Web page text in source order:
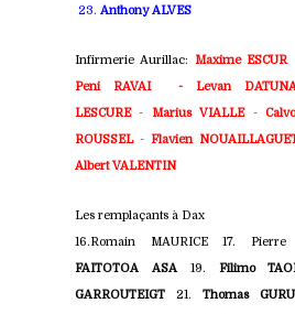
23. Anthony ALVES
Infirmerie Aurillac: Maxime ESCUR
Peni RAVAI - Levan
LESCURE- Marius VIALLE-
ROUSSEL- Flavien
Albert VALENTIN
Les remplaçants à Dax
16.Romain MAURICE17. Pierre
FAITOTOA ASA 19. Filimo
GARROUTEIGT 21. Thomas